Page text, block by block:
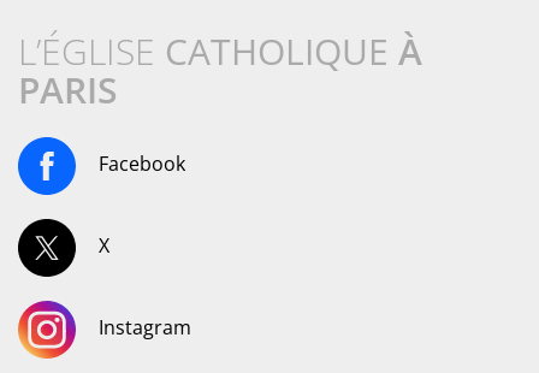
L’ÉGLISE CATHOLIQUE À
PARIS
Facebook
X
Instagram